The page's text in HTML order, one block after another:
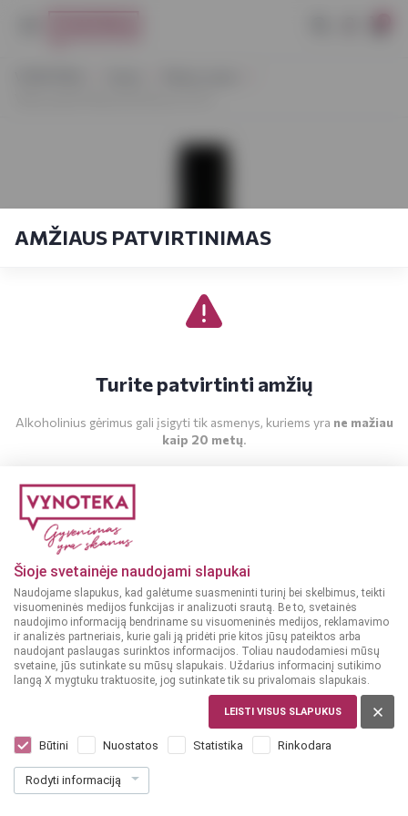
Šioje svetainėje naudojami slapukai
Naudojame slapukus, kad galėtume suasmeninti turinį bei skelbimus, teikti
visuomeninės medijos funkcijas ir analizuoti srautą. Be to, svetainės
naudojimo informaciją bendriname su visuomeninės medijos, reklamavimo
ir analizės partneriais, kurie gali ją pridėti prie kitos jūsų pateiktos arba
naudojant paslaugas surinktos informacijos. Toliau naudodamiesi mūsų
svetaine, jūs sutinkate su mūsų slapukais. Uždarius informacinį sutikimo
langą X mygtuku traktuosite, jog sutinkate tik su privalomais slapukais.
LEISTI VISUS SLAPUKUS
Būtini Nuostatos Statistika Rinkodara
Rodyti informaciją
AMŽIAUS PATVIRTINIMAS
Turite patvirtinti amžių
Alkoholinius gėrimus gali įsigyti tik asmenys, kuriems yra ne mažiau
kaip 20 metų.
Villa Lanata Piemonte Rosso 0,75 l
Dar nėra balsų, galite įvertinti
99